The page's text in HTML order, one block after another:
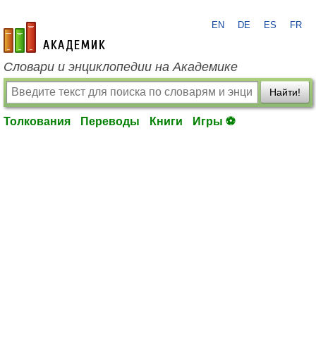
academic.ru
EN DE ES FR
Словари и энциклопедии на Академике
Найти!
Толкования Переводы Книги Игры ⚽